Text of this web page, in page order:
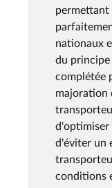
permettant
nationaux
du
complétée
majoration
d'optimiser
d'éviter un
conditions